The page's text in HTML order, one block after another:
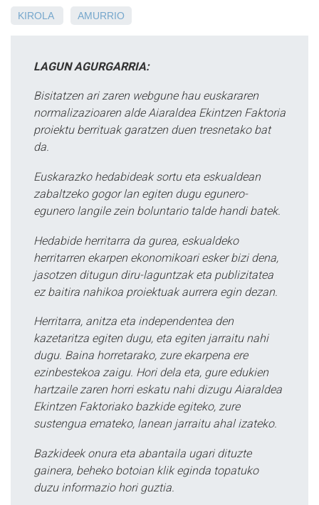
KIROLA AMURRIO
LAGUN AGURGARRIA:
Bisitatzen ari zaren webgune hau euskararen
normalizazioaren alde Aiaraldea Ekintzen Faktoria
proiektu berrituak garatzen duen tresnetako bat
da.
Euskarazko hedabideak sortu eta eskualdean
zabaltzeko gogor lan egiten dugu egunero-
egunero langile zein boluntario talde handi batek.
Hedabide herritarra da gurea, eskualdeko
herritarren ekarpen ekonomikoari esker bizi dena,
jasotzen ditugun diru-laguntzak eta publizitatea
ez baitira nahikoa proiektuak aurrera egin dezan.
Herritarra, anitza eta independentea den
kazetaritza egiten dugu, eta egiten jarraitu nahi
dugu. Baina horretarako, zure ekarpena ere
ezinbestekoa zaigu. Hori dela eta, gure edukien
hartzaile zaren horri eskatu nahi dizugu Aiaraldea
Ekintzen Faktoriako bazkide egiteko, zure
sustengua emateko, lanean jarraitu ahal izateko.
Bazkideek onura eta abantaila ugari dituzte
gainera, beheko botoian klik eginda topatuko
duzu informazio hori guztia.